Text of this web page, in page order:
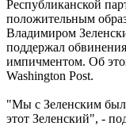
Республиканской
положительным
Владимиром
поддержал
импичментом. Об
Washington Post.
"Мы с Зеленским
этот Зеленский", -